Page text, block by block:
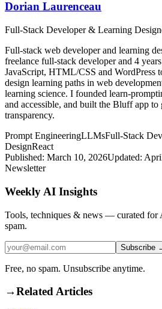
Dorian Laurenceau
Full-Stack Developer & Learning
Full-stack web developer and learning
freelance full-stack developer and 4
JavaScript, HTML/CSS and WordPress
design learning paths in web
learning science. I founded learn-
and accessible, and built the Bluff app
transparency.
Prompt EngineeringLLMsFull-Stack
DesignReact
Published: March 10, 2026Updated:
Newsletter
Weekly AI Insights
Tools, techniques & news — curated for
spam.
Subscribe
Free, no spam. Unsubscribe anytime.
→Related Articles